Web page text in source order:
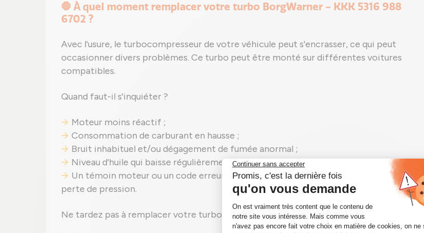
🛑 À quel moment remplacer votre turbo BorgWarner - KKK 5316 988
6702 ?
Avec l'usure, le turbocompresseur de votre véhicule peut s'encrasser, ce qui peut
occasionner divers problèmes. Ce turbo peut être monté sur différentes voitures
compatibles.
Quand faut-il s'inquiéter ?
Moteur moins réactif ;
Consommation de carburant en hausse ;
Bruit inhabituel et/ou dégagement de fumée anormal ;
Niveau d'huile qui baisse régulièrement sans fuite visible ;
Un témoin moteur ou un code erreur peut apparaître, comme le P0299 signalant une
perte de pression.
Ne tardez pas à remplacer votre turbo 5316 988 6702 en panne.